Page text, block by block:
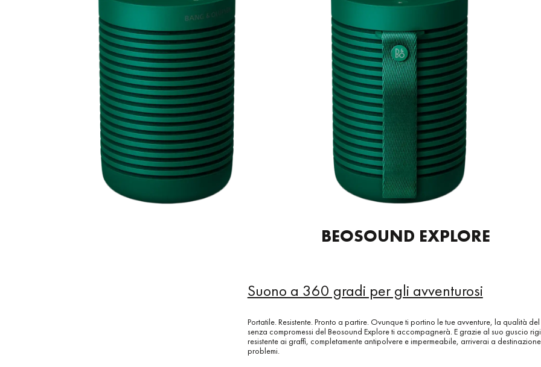
BEOSOUND EXPLORE
Suono a 360 gradi per gli avventurosi
Portatile. Resistente. Pronto a partire. Ovunque ti portino le tue avventure, la qualità
senza compromessi del Beosound Explore ti accompagnerà. E grazie al suo guscio
resistente ai graffi, completamente antipolvere e impermeabile, arriverai a
problemi.